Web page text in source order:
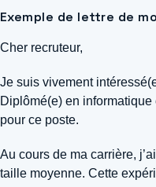
Exemple de lettre de
Cher recruteur,
Je suis vivement
Diplômé(e) en
pour ce poste.
Au cours de ma carrière,
taille moyenne. Cette